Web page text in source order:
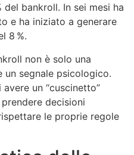
del bankroll. In sei mesi ha
e ha iniziato a generare
8 %.
non è solo una
un segnale psicologico.
un “cuscinetto”
decisioni
le proprie regole